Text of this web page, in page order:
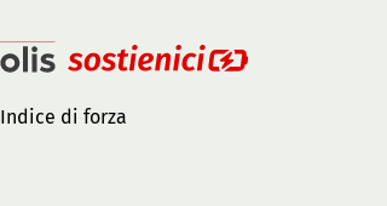
Indice di forza